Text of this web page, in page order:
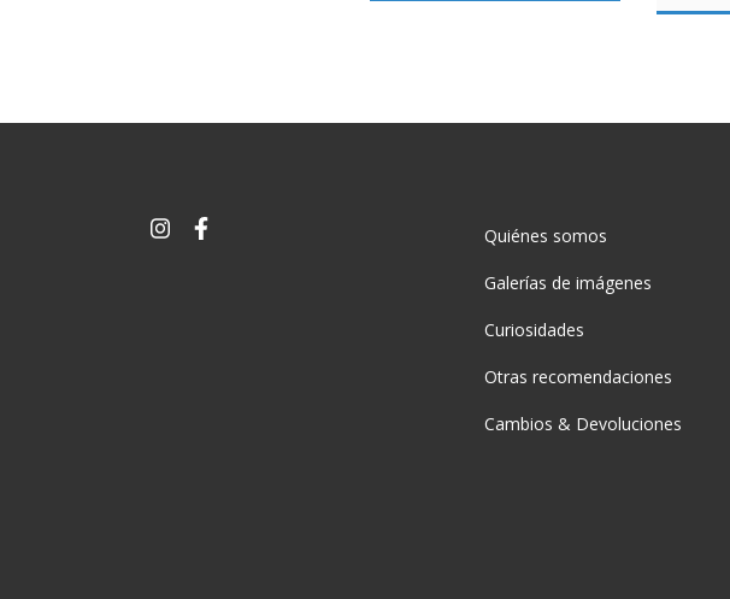
Quiénes somos
Galerías de imágenes
Curiosidades
Otras recomendaciones
Cambios & Devoluciones